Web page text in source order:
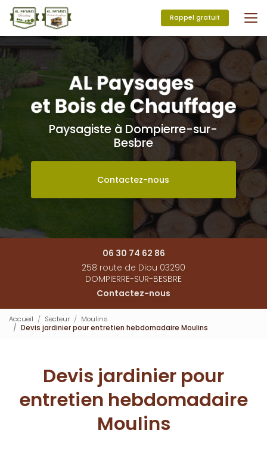
Aller
au
contenu
principal
Rappel gratuit
Paysagiste à Dompierre-sur-
Besbre
Contactez-nous
06 30 74 62 86
258 route de Diou 03290
DOMPIERRE-SUR-BESBRE
Contactez-nous
Accueil Secteur
Moulins
Devis jardinier pour entretien hebdomadaire Moulins
Devis jardinier pour
entretien hebdomadaire
Moulins